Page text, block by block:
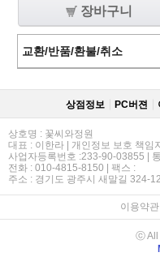
장바구니
교환/반품/환불/취소
상점정보 PC버젼
상호명 : 꽃씨와정원
대표 : 이한라 | 개인정보 보호 책임
사업자등록번호 :233-90-03855 |
전화 : 010-4815-8150 | 팩스 :
주소 : 경기도 광주시 새말길 324-
이용약관|
ⓒ All